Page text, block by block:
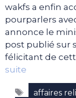
wakfs a enfin
pourparlers
annonce le
post publié sur
félicitant de
suite
Étiquettes
affaires